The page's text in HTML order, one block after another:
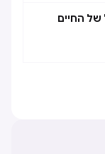
החיים